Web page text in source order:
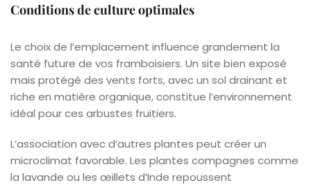
Conditions de culture optimales
Le choix de l’emplacement influence grandement la
santé future de vos framboisiers. Un site bien exposé
mais protégé des vents forts, avec un sol drainant et
riche en matière organique, constitue l’environnement
idéal pour ces arbustes fruitiers.
L’association avec d’autres plantes peut créer un
microclimat favorable. Les plantes compagnes comme
la lavande ou les œillets d’Inde repoussent